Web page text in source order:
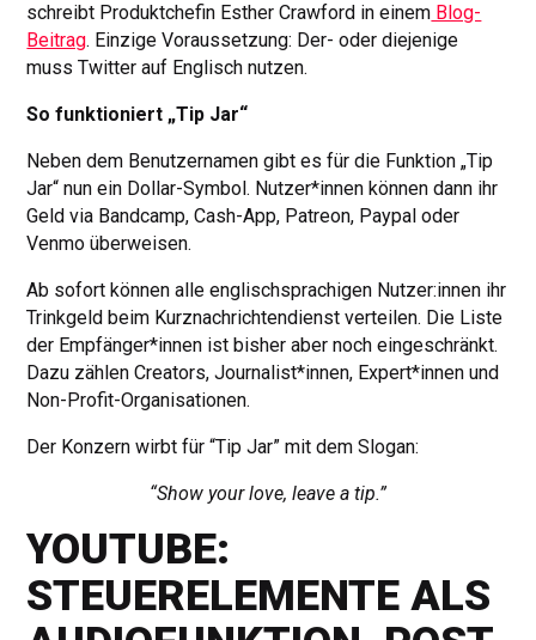
schreibt Produktchefin Esther Crawford in einem Blog-
Beitrag. Einzige Voraussetzung: Der- oder diejenige
muss Twitter auf Englisch nutzen.
So funktioniert „Tip Jar“
Neben dem Benutzernamen gibt es für die Funktion „Tip
Jar“ nun ein Dollar-Symbol. Nutzer*innen können dann ihr
Geld via Bandcamp, Cash-App, Patreon, Paypal oder
Venmo überweisen.
Ab sofort können alle englischsprachigen Nutzer:innen ihr
Trinkgeld beim Kurznachrichtendienst verteilen. Die Liste
der Empfänger*innen ist bisher aber noch eingeschränkt.
Dazu zählen Creators, Journalist*innen, Expert*innen und
Non-Profit-Organisationen.
Der Konzern wirbt für “Tip Jar” mit dem Slogan:
“Show your love, leave a tip.”
YOUTUBE:
STEUERELEMENTE ALS